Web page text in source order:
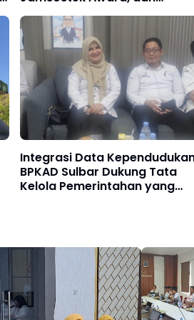
Penyelesaian Temuan BPK
Integrasi Data
BPKAD Sulbar Dukung Tata
Kelola Pemerintahan yang